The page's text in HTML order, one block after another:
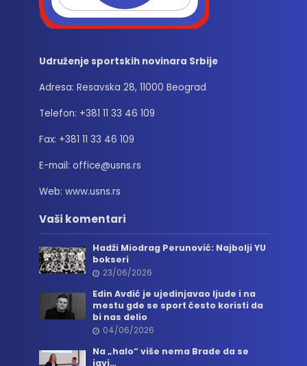
Udruženje sportskih novinara Srbije
Adresa: Resavska 28, 11000 Beograd
Telefon: +381 11 33 46 109
Fax: +381 11 33 46 109
E-mail: office@usns.rs
Web: www.usns.rs
Vaši komentari
Hadži Miodrag Perunović: Najbolji YU
bokseri
23/06/2026
Edin Avdić je ujedinjavao ljude i na
mestu gde se sport često koristi da
bi nas delio
04/06/2026
Na „halo“ više nema Brade da se
javi…